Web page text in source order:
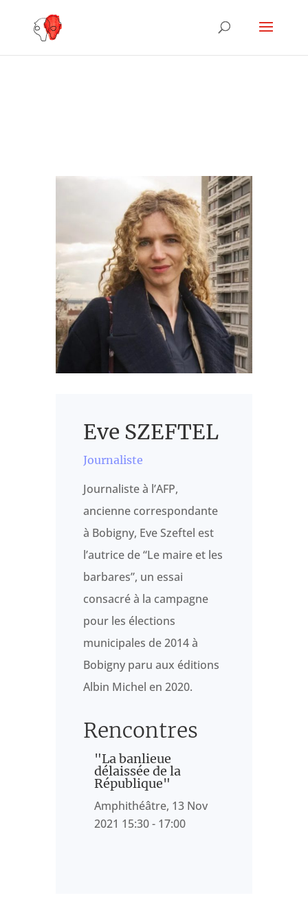
Eve SZEFTEL
Journaliste
Journaliste à l’AFP,
ancienne correspondante
à Bobigny, Eve Szeftel est
l’autrice de “Le maire et les
barbares”, un essai
consacré à la campagne
pour les élections
municipales de 2014 à
Bobigny paru aux éditions
Albin Michel en 2020.
Rencontres
"La banlieue
délaissée de la
République"
Amphithéâtre, 13 Nov
2021 15:30 - 17:00